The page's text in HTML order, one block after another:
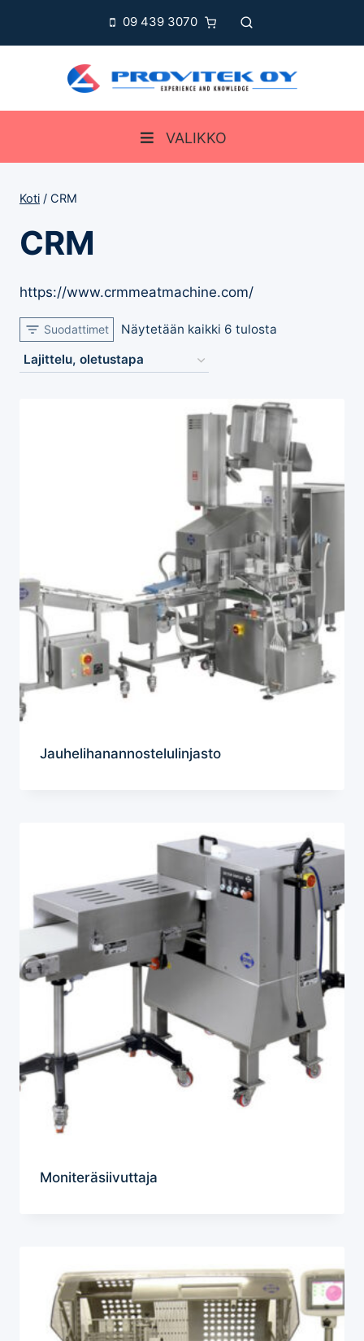
09 439 3070
VALIKKO
Koti / CRM
CRM
https://www.crmmeatmachine.com/
Suodattimet Näytetään kaikki 6 tulosta
Jauhelihanannostelulinjasto
Moniteräsiivuttaja